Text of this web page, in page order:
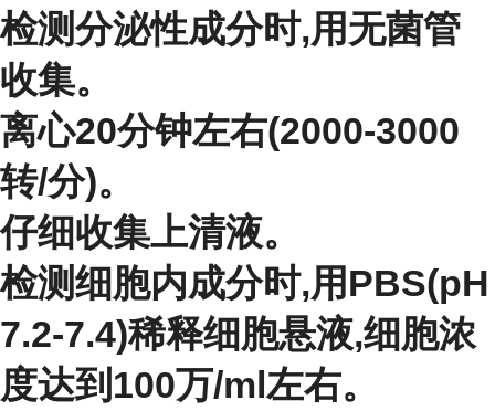
检测分泌性成分时,用无菌管
收集。
离心20分钟左右(2000-3000
转/分)。
仔细收集上清液。
检测细胞内成分时,用PBS(pH
7.2-7.4)稀释细胞悬液,细胞浓
度达到100万/ml左右。